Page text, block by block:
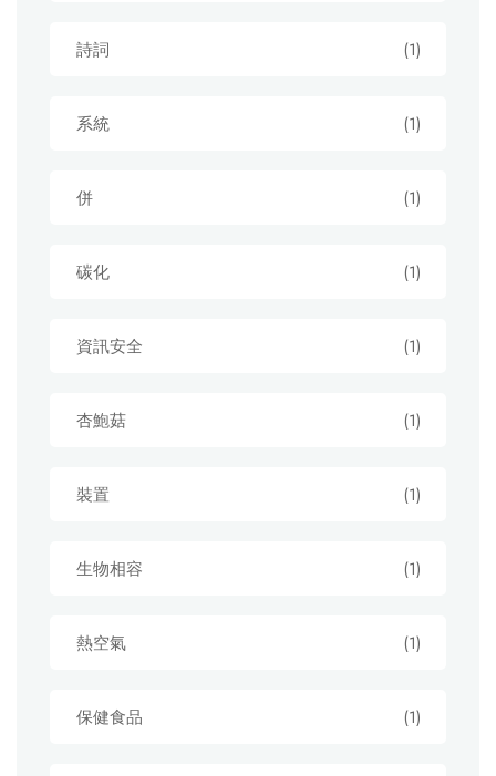
詩詞 (1)
系統 (1)
併 (1)
碳化 (1)
資訊安全 (1)
杏鮑菇 (1)
裝置 (1)
生物相容 (1)
熱空氣 (1)
保健食品 (1)